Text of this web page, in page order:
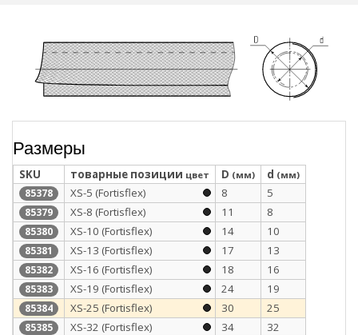
Размеры
SKU товарные позиции цвет D (мм) d (мм)
85378 XS-5 (Fortisflex) 8 5
85379 XS-8 (Fortisflex) 11 8
85380 XS-10 (Fortisflex) 14 10
85381 XS-13 (Fortisflex) 17 13
85382 XS-16 (Fortisflex) 18 16
85383 XS-19 (Fortisflex) 24 19
85384 XS-25 (Fortisflex) 30 25
85385 XS-32 (Fortisflex) 34 32